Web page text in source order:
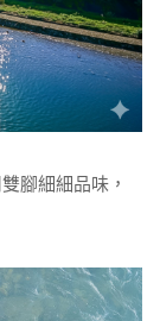
腳細細品味，